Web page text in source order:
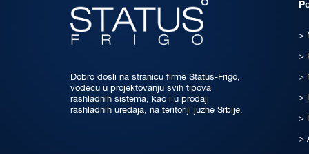
Dobro došli na stranicu firme Status-Frigo,
vodeću u projektovanju svih tipova
rashladnih sistema, kao i u prodaji
rashladnih uređaja, na teritoriji južne Srbije.